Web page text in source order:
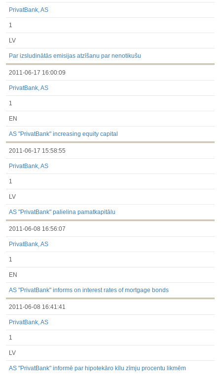
PrivatBank, AS
1
LV
Par izsludinātās emisijas atzīšanu par nenotikušu
2011-06-17 16:00:09
PrivatBank, AS
1
EN
AS "PrivatBank" increasing equity capital
2011-06-17 15:58:55
PrivatBank, AS
1
LV
AS "PrivatBank" palielina pamatkapitālu
2011-06-08 16:56:07
PrivatBank, AS
1
EN
AS "PrivatBank" informs on interest rates of mortgage bonds
2011-06-08 16:41:41
PrivatBank, AS
1
LV
AS "PrivatBank" informē par hipotekāro kīlu zīmju procentu likmēm